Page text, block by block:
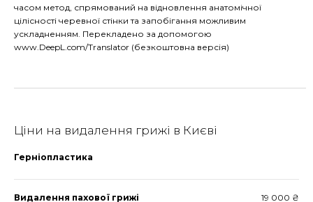
часом метод, спрямований на відновлення анатомічної
цілісності черевної стінки та запобігання можливим
ускладненням. Перекладено за допомогою
www.DeepL.com/Translator (безкоштовна версія)
Ціни на видалення грижі в Києві
Герніопластика
Видалення пахової грижі
19 000 ₴